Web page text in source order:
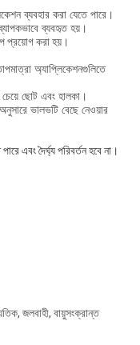
ব্যবহার করা যেতে পারে।
ব্যবহৃত হয়।
প্রয়োগ করা হয়।
অ্যাপ্লিকেশনগুলিতে
ছোট এবং হালকা।
ভালভটি বেছে নেওয়ার
এবং দৈর্ঘ্য পরিবর্তন হবে না।
জলবাহী, বায়ুসংক্রান্ত